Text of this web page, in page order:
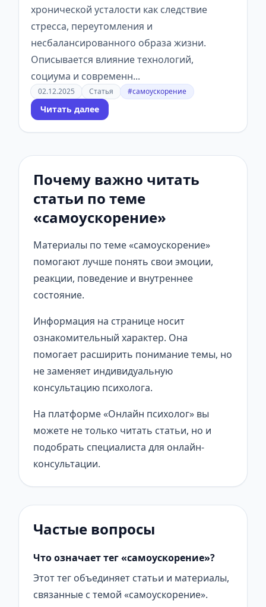
хронической усталости как следствие
стресса, переутомления и
несбалансированного образа жизни.
Описывается влияние технологий,
социума и современн...
02.12.2025 Статья #самоускорение
Читать далее
Почему важно читать
статьи по теме
«самоускорение»
Материалы по теме «самоускорение»
помогают лучше понять свои эмоции,
реакции, поведение и внутреннее
состояние.
Информация на странице носит
ознакомительный характер. Она
помогает расширить понимание темы, но
не заменяет индивидуальную
консультацию психолога.
На платформе «Онлайн психолог» вы
можете не только читать статьи, но и
подобрать специалиста для онлайн-
консультации.
Частые вопросы
Что означает тег «самоускорение»?
Этот тег объединяет статьи и материалы,
связанные с темой «самоускорение».